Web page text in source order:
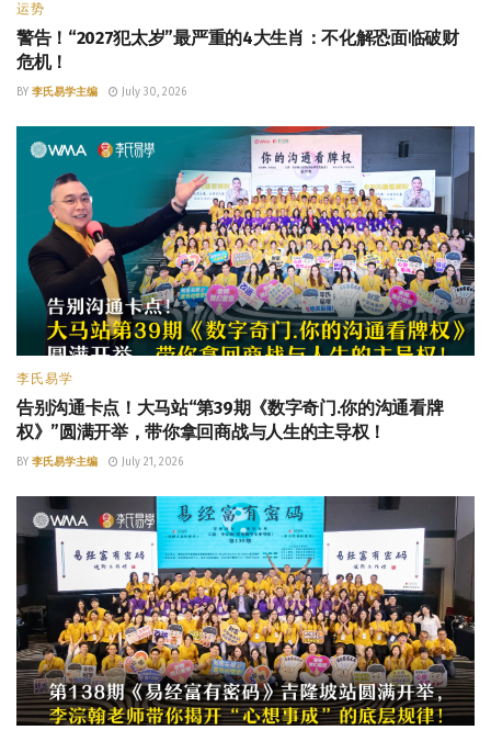
运势
警告！“2027犯太岁”最严重的4大生肖：不化解恐面临破财
危机！
BY 李氏易学主编 July 30, 2026
李氏易学
告别沟通卡点！大马站“第39期《数字奇门.你的沟通看牌
权》”圆满开举，带你拿回商战与人生的主导权！
BY 李氏易学主编 July 21, 2026